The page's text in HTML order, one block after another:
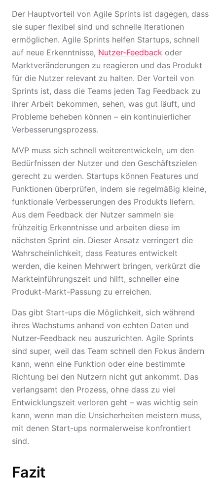
Der Hauptvorteil von Agile Sprints ist dagegen, dass
sie super flexibel sind und schnelle Iterationen
ermöglichen. Agile Sprints helfen Startups, schnell
auf neue Erkenntnisse, Nutzer-Feedback oder
Marktveränderungen zu reagieren und das Produkt
für die Nutzer relevant zu halten. Der Vorteil von
Sprints ist, dass die Teams jeden Tag Feedback zu
ihrer Arbeit bekommen, sehen, was gut läuft, und
Probleme beheben können – ein kontinuierlicher
Verbesserungsprozess.
MVP muss sich schnell weiterentwickeln, um den
Bedürfnissen der Nutzer und den Geschäftszielen
gerecht zu werden. Startups können Features und
Funktionen überprüfen, indem sie regelmäßig kleine,
funktionale Verbesserungen des Produkts liefern.
Aus dem Feedback der Nutzer sammeln sie
frühzeitig Erkenntnisse und arbeiten diese im
nächsten Sprint ein. Dieser Ansatz verringert die
Wahrscheinlichkeit, dass Features entwickelt
werden, die keinen Mehrwert bringen, verkürzt die
Markteinführungszeit und hilft, schneller eine
Produkt-Markt-Passung zu erreichen.
Das gibt Start-ups die Möglichkeit, sich während
ihres Wachstums anhand von echten Daten und
Nutzer-Feedback neu auszurichten. Agile Sprints
sind super, weil das Team schnell den Fokus ändern
kann, wenn eine Funktion oder eine bestimmte
Richtung bei den Nutzern nicht gut ankommt. Das
verlangsamt den Prozess, ohne dass zu viel
Entwicklungszeit verloren geht – was wichtig sein
kann, wenn man die Unsicherheiten meistern muss,
mit denen Start-ups normalerweise konfrontiert
sind.
Fazit